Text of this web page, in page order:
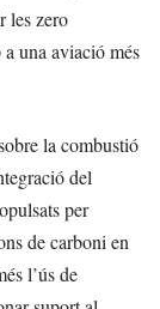
les zero
una aviació més
la combustió
del
per
de carboni en
l’ús de